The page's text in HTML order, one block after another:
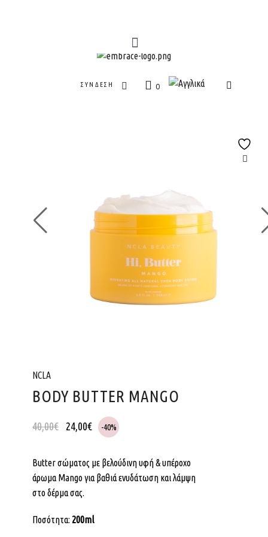
ΣΎΝΔΕΣΗ 0
NCLA
BODY BUTTER MANGO
40,00€ 24,00€ -40%
Butter σώματος με βελούδινη υφή & υπέροχο
άρωμα Mango για βαθιά ενυδάτωση και λάμψη
στο δέρμα σας.
Ποσότητα: 200ml